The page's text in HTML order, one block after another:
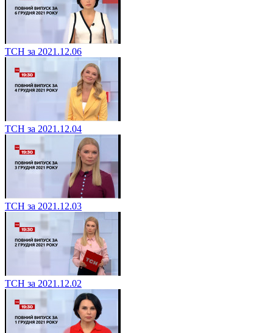
ТСН за 2021.12.06
ТСН за 2021.12.04
ТСН за 2021.12.03
ТСН за 2021.12.02